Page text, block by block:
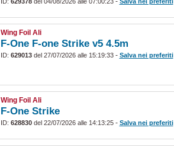
Wing Foil Ali
F-One F-one Strike v5 4.5m
ID: 629013del 27/07/2026 alle 15:19:33- Salva nei preferiti
Wing Foil Ali
F-One Strike
ID: 628830del 22/07/2026 alle 14:13:25- Salva nei preferiti